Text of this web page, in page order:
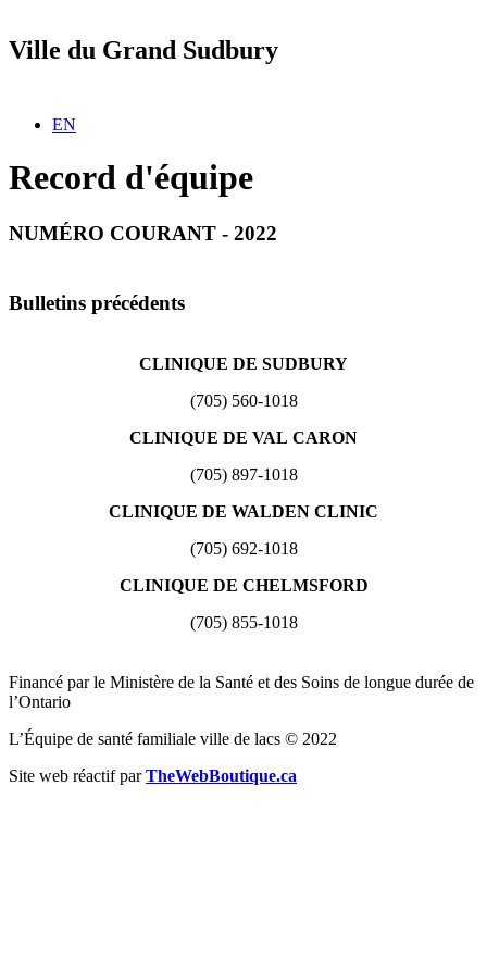
Ville du Grand Sudbury
Sélectionnez votre langue
EN
Record d'équipe
NUMÉRO COURANT - 2022
Bulletins précédents
CLINIQUE DE SUDBURY
(705) 560-1018
CLINIQUE DE VAL CARON
(705) 897-1018
CLINIQUE DE WALDEN CLINIC
(705) 692-1018
CLINIQUE DE CHELMSFORD
(705) 855-1018
Financé par le Ministère de la Santé et des Soins de longue durée de
l’Ontario
L’Équipe de santé familiale ville de lacs © 2022
Site web réactif parTheWebBoutique.ca